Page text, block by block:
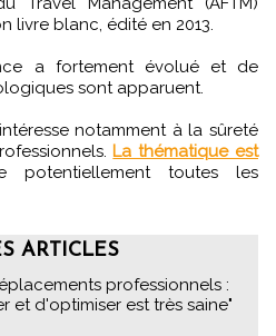
livre blanc, édité en 2013.
a fortement évolué et de
sont apparuent.
notamment à la sûreté
La thématique est
toutes les
ARTICLES
professionnels :
et d'optimiser est très saine"